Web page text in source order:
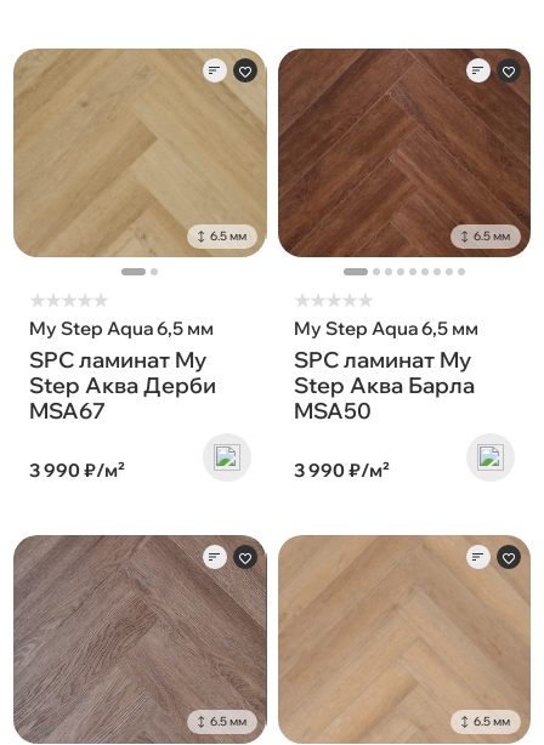
6.5 мм
★★★★★
My Step Aqua 6,5 мм
SPC ламинат My
Step Аква Дерби
MSA67
3 990 ₽/м²
6.5 мм
★★★★★
My Step Aqua 6,5 мм
SPC ламинат My
Step Аква Барла
MSA50
3 990 ₽/м²
6.5 мм 6.5 мм